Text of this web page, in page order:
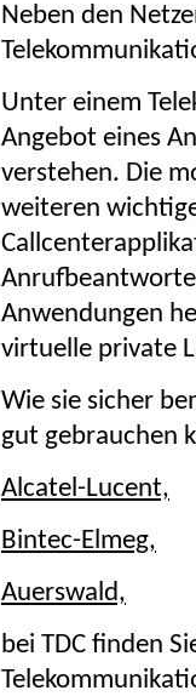
Neben den
Unter einem
Angebot eines
verstehen. Die
weiteren
Anwendungen
virtuelle private
Wie sie sicher
gut gebrauchen
Alcatel-Lucent,
Bintec-Elmeg,
Auerswald,
bei TDC finden